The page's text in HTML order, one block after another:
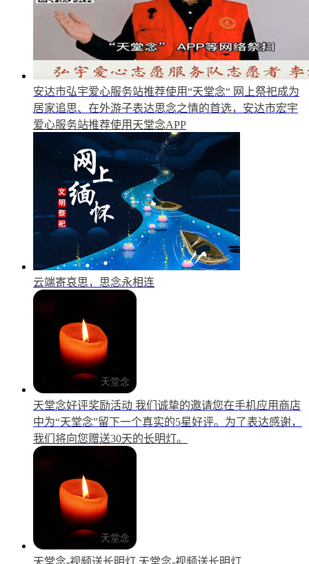
安达市弘宇爱心服务站推荐使用“天堂念“ 网上祭祀成为
居家追思、在外游子表达思念之情的首选，安达市宏宇
爱心服务站推荐使用天堂念APP
云端寄哀思，思念永相连
天堂念好评奖励活动 我们诚挚的邀请您在手机应用商店
中为“天堂念”留下一个真实的5星好评。为了表达感谢，
我们将向您赠送30天的长明灯。
天堂念-视频送长明灯 天堂念-视频送长明灯